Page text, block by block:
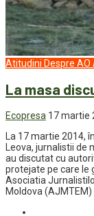
Atitudini Despre AO
La masa
Ecopresa 17 martie
La 17 martie 2014,
Leova, jurnalistii de
au discutat cu
protejate pe care le
Asociatia
Moldova (AJMTEM)